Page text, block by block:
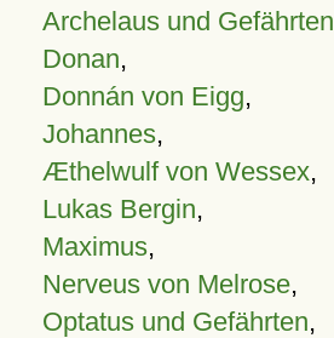
Archelaus und Gefährten
Donan,
Donnán von Eigg,
Johannes,
Æthelwulf von Wessex,
Lukas Bergin,
Maximus,
Nerveus von Melrose,
Optatus und Gefährten,